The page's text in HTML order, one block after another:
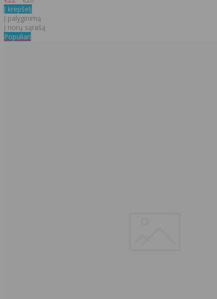
Į krepšelį
Į palyginimą
Į norų sąrašą
Populiari